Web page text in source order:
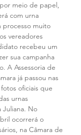
meio de papel,
com urna
processo muito
vereadores
recebeu um
sua campanha
A Assessoria de
já passou nas
oficiais que
urnas
Juliana. No
ocorrerá o
na Câmara de